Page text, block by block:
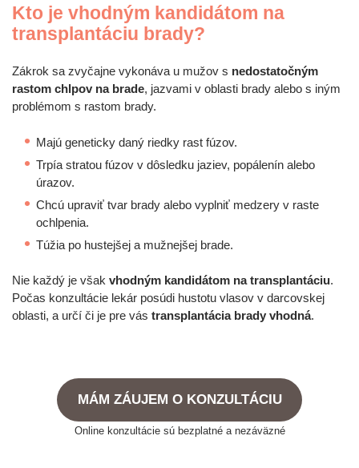
Kto je vhodným kandidátom na
transplantáciu brady?
Zákrok sa zvyčajne vykonáva u mužov s nedostatočným
rastom chlpov na brade, jazvami v oblasti brady alebo s iným
problémom s rastom brady.
Majú geneticky daný riedky rast fúzov.
Trpía stratou fúzov v dôsledku jaziev, popálenín alebo
úrazov.
Chcú upraviť tvar brady alebo vyplniť medzery v raste
ochlpenia.
Túžia po hustejšej a mužnejšej brade.
Nie každý je však vhodným kandidátom na transplantáciu.
Počas konzultácie lekár posúdi hustotu vlasov v darcovskej
oblasti, a určí či je pre vás transplantácia brady vhodná.
MÁM ZÁUJEM O KONZULTÁCIU
Online konzultácie sú bezplatné a nezáväzné